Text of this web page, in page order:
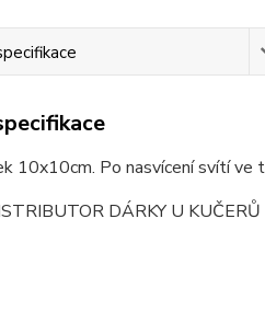
10x10cm. Po nasvícení svítí ve
DÁRKY U